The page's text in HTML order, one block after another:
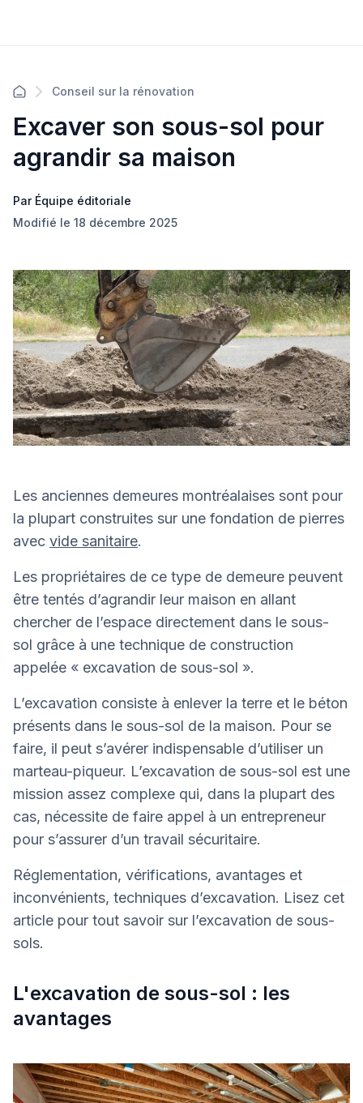
Conseil sur la rénovation
Excaver son sous-sol pour
agrandir sa maison
Par Équipe éditoriale
Modifié le 18 décembre 2025
Les anciennes demeures montréalaises sont pour
la plupart construites sur une fondation de pierres
avec vide sanitaire.
Les propriétaires de ce type de demeure peuvent
être tentés d’agrandir leur maison en allant
chercher de l’espace directement dans le sous-
sol grâce à une technique de construction
appelée « excavation de sous-sol ».
L’excavation consiste à enlever la terre et le béton
présents dans le sous-sol de la maison. Pour se
faire, il peut s’avérer indispensable d’utiliser un
marteau-piqueur. L’excavation de sous-sol est une
mission assez complexe qui, dans la plupart des
cas, nécessite de faire appel à un entrepreneur
pour s’assurer d’un travail sécuritaire.
Réglementation, vérifications, avantages et
inconvénients, techniques d’excavation. Lisez cet
article pour tout savoir sur l’excavation de sous-
sols.
L'excavation de sous-sol : les
avantages